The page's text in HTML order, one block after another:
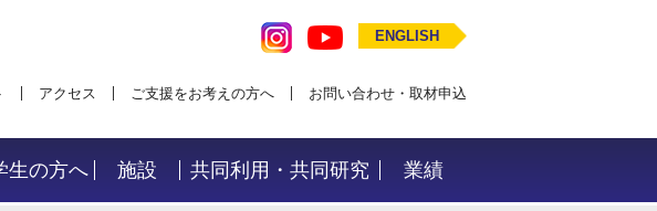
ENGLISH
アクセス ご支援をお考えの方へ お問い合わせ・取材申込
生の方へ 施設 共同利用・共同研究 業績